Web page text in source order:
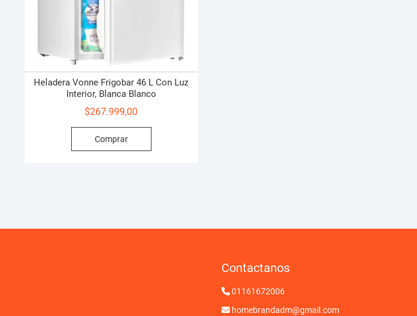
Heladera Vonne Frigobar 46 L Con Luz
Interior, Blanca Blanco
$267.999,00
Comprar
Contactanos
01161672006
homebrandadm@gmail.com